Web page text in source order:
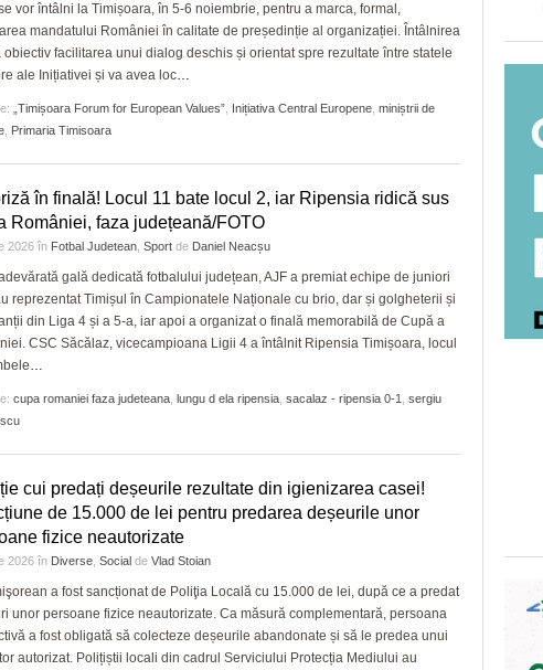
vor întâlni la Timișoara, în 5-6 noiembrie, pentru a marca, formal,
mandatului României în calitate de președinție al organizației. Întâlnirea
obiectiv facilitarea unui dialog deschis și orientat spre rezultate între statele
ale Inițiativei și va avea loc…
„Timișoara Forum for European Values” Inițiativa Central Europene miniștrii de
Primaria Timisoara
în finală! Locul 11 bate locul 2, iar Ripensia ridică sus
României, faza județeană/FOTO
2026 în Fotbal Judetean Sport de Daniel Neacșu
gală dedicată fotbalului județean, AJF a premiat echipe de juniori
reprezentat Timișul în Campionatele Naționale cu brio, dar și golgheterii și
din Liga 4 și a 5-a, iar apoi a organizat o finală memorabilă de Cupă a
CSC Săcălaz, vicecampioana Ligii 4 a întâlnit Ripensia Timișoara, locul
…
cupa romaniei faza judeteana lungu d ela ripensia sacalaz - ripensia 0-1
sergiu
cui predați deșeurile rezultate din igienizarea casei!
de 15.000 de lei pentru predarea deșeurile unor
fizice neautorizate
2026 în Diverse Social de Vlad Stoian
a fost sancționat de Poliţia Locală cu 15.000 de lei, după ce a predat
unor persoane fizice neautorizate. Ca măsură complementară, persoana
a fost obligată să colecteze deșeurile abandonate și să le predea unui
autorizat. Polițiștii locali din cadrul Serviciului Protecția Mediului au